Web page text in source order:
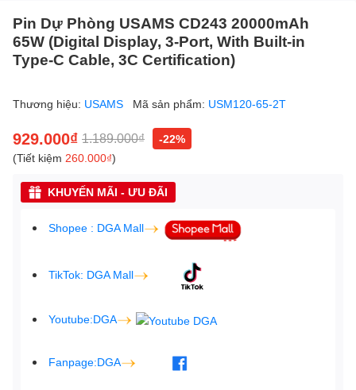
Pin Dự Phòng USAMS CD243 20000mAh
65W (Digital Display, 3-Port, With Built-in
Type-C Cable, 3C Certification)
Thương hiệu: USAMS Mã sản phẩm: USM120-65-2T
929.000₫ 1.189.000₫
-22%
(Tiết kiệm 260.000₫)
KHUYẾN MÃI - ƯU ĐÃI
Shopee : DGA Mall
TikTok: DGA Mall
Youtube:DGA
Fanpage:DGA